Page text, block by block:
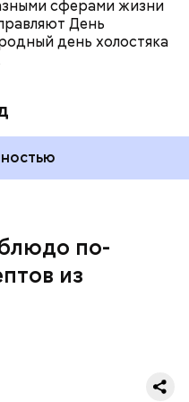
сферами жизни
День
день холостяка
по-
из
не для всех дыня
очередь ее стоит